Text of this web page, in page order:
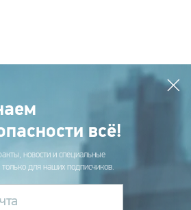
всё!
новости и специальные
для наших подписчиков.